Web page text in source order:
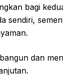
bagi
sendiri,
dan